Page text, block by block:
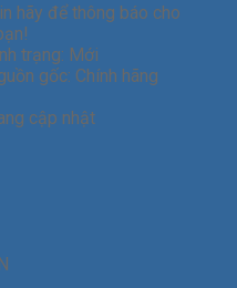
hãy để thông báo cho
trạng: Mới
gốc: Chính hãng
cập nhật